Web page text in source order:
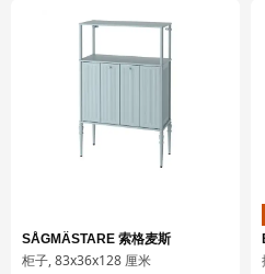
此商品包含7个包装
602.737.09
净重
SÅGMÄSTARE 索格麦斯
柜子, 83x36x128 厘米